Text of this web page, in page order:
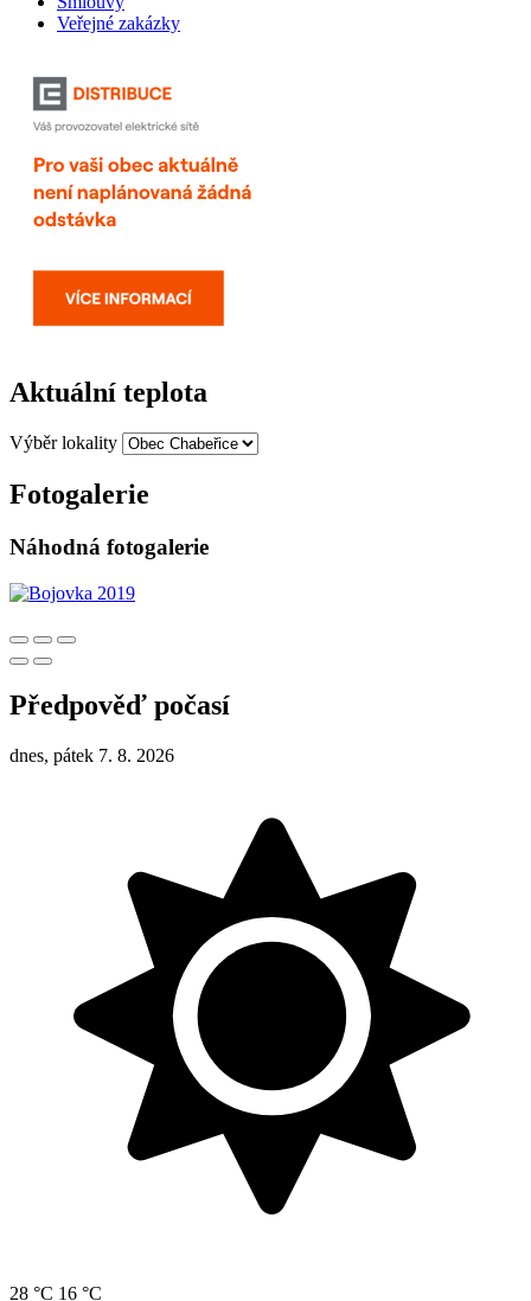
Veřejné zakázky
Aktuální teplota
Výběr lokality
Fotogalerie
Náhodná fotogalerie
Předpověď počasí
dnes, pátek 7. 8. 2026
28 °C 16 °C